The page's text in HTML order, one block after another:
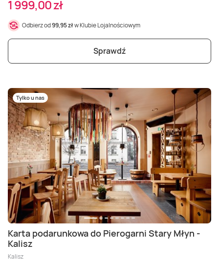
1 999,00 zł
Odbierz od99,95 złw Klubie Lojalnościowym
Sprawdź
Tylko u nas
Karta podarunkowa do Pierogarni Stary Młyn -
Kalisz
Kalisz